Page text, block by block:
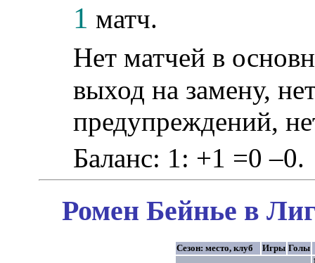
1 матч.
Нет матчей в
выход на замену,
предупреждений,
Баланс: 1: +1 =0 –0.
Ромен Бейнье в
Сезон: место, клуб Игры Голы